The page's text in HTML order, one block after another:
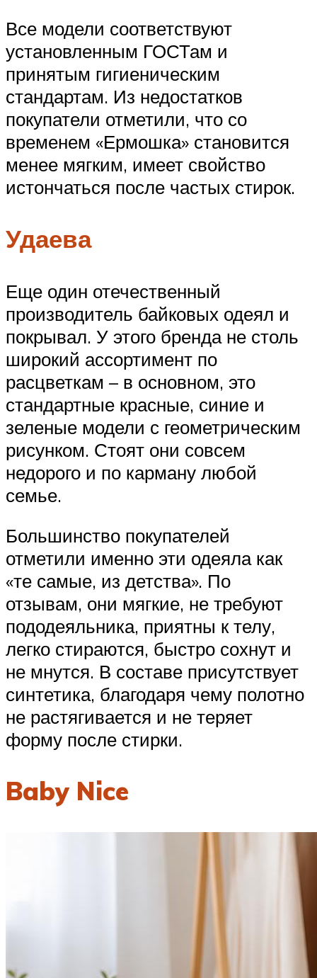
Все модели соответствуют
установленным ГОСТам и
принятым гигиеническим
стандартам. Из недостатков
покупатели отметили, что со
временем «Ермошка» становится
менее мягким, имеет свойство
истончаться после частых стирок.
Удаева
Еще один отечественный
производитель байковых одеял и
покрывал. У этого бренда не столь
широкий ассортимент по
расцветкам – в основном, это
стандартные красные, синие и
зеленые модели с геометрическим
рисунком. Стоят они совсем
недорого и по карману любой
семье.
Большинство покупателей
отметили именно эти одеяла как
«те самые, из детства». По
отзывам, они мягкие, не требуют
пододеяльника, приятны к телу,
легко стираются, быстро сохнут и
не мнутся. В составе присутствует
синтетика, благодаря чему полотно
не растягивается и не теряет
форму после стирки.
Baby Nice